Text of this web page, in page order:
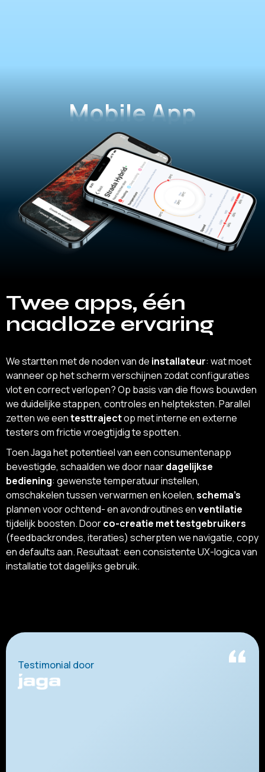
Mobile App
Twee apps, één
naadloze ervaring
We startten met de noden van de installateur: wat moet
wanneer op het scherm verschijnen zodat configuraties
vlot en correct verlopen? Op basis van die flows bouwden
we duidelijke stappen, controles en helpteksten. Parallel
zetten we eentesttrajectop met interne en externe
testers om frictie vroegtijdig te spotten.
Toen Jaga het potentieel van een consumentenapp
bevestigde, schaalden we door naardagelijkse
bediening: gewenste temperatuur instellen,
omschakelen tussen verwarmen en koelen, schema’s
plannen voor ochtend- en avondroutines enventilatie
tijdelijk boosten. Doorco-creatie met testgebruikers
(feedbackrondes, iteraties) scherpten we navigatie, copy
en defaults aan. Resultaat: een consistente UX-logica van
installatie tot dagelijks gebruik.
Testimonial door “